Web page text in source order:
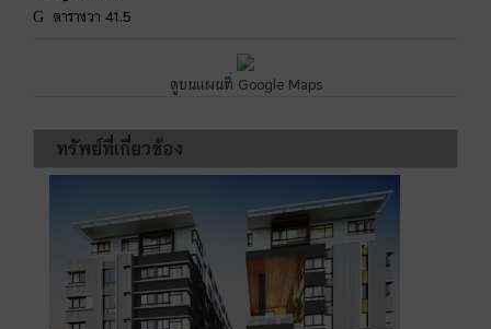
ตารางวา 41.5
ดูบนแผนที่ Google Maps
ทรัพย์ที่เกี่ยวข้อง